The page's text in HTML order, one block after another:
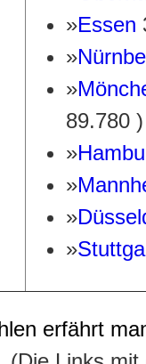
»Essen
»
»
89.780 )
»
»
»
»
erfährt